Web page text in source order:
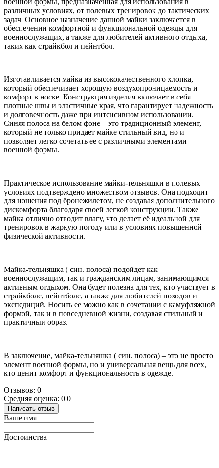
различных условиях, от полевых тренировок до тактических
задач. Основное назначение данной майки заключается в
обеспечении комфортной и функциональной одежды для
военнослужащих, а также для любителей активного отдыха,
таких как страйкбол и пейнтбол.
Изготавливается майка из высококачественного хлопка,
который обеспечивает хорошую воздухопроницаемость и
комфорт в носке. Конструкция изделия включает в себя
плотные швы и эластичные края, что гарантирует надежность
и долговечность даже при интенсивном использовании.
Синяя полоса на белом фоне – это традиционный элемент,
который не только придает майке стильный вид, но и
позволяет легко сочетать ее с различными элементами
военной формы.
Практическое использование майки-тельняшки в полевых
условиях подтверждено множеством отзывов. Она подходит
для ношения под бронежилетом, не создавая дополнительного
дискомфорта благодаря своей легкой конструкции. Также
майка отлично отводит влагу, что делает её идеальной для
тренировок в жаркую погоду или в условиях повышенной
физической активности.
Майка-тельняшка ( син. полоса) подойдет как
военнослужащим, так и гражданским лицам, занимающимся
активным отдыхом. Она будет полезна для тех, кто участвует в
страйкболе, пейнтболе, а также для любителей походов и
экспедиций. Носить ее можно как в сочетании с камуфляжной
формой, так и в повседневной жизни, создавая стильный и
практичный образ.
В заключение, майка-тельняшка ( син. полоса) – это не просто
элемент военной формы, но и универсальная вещь для всех,
кто ценит комфорт и функциональность в одежде.
Отзывов: 0
Средняя оценка: 0.0
Написать отзыв
Ваше имя
Достоинства